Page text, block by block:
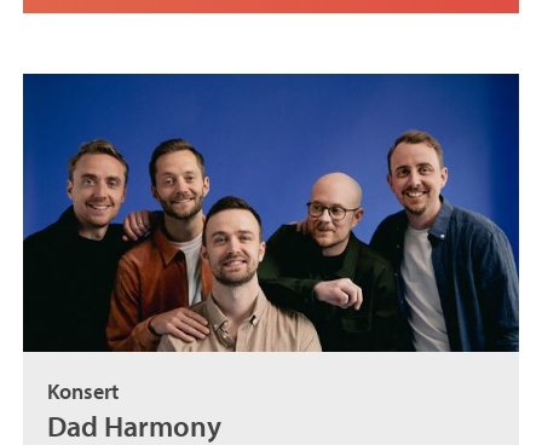
Konsert
Dad Harmony